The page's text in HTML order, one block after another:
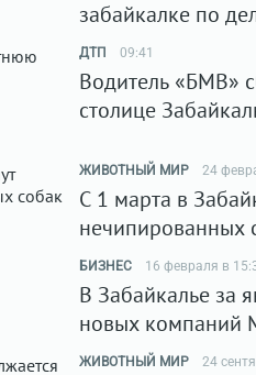
забайкалке по
ДТП 09:41
Водитель «БМВ»
столице
ЖИВОТНЫЙ МИР 24
С 1 марта в
нечипированных
БИЗНЕС 16 февраля в
В Забайкалье за
новых компаний
ЖИВОТНЫЙ МИР 24